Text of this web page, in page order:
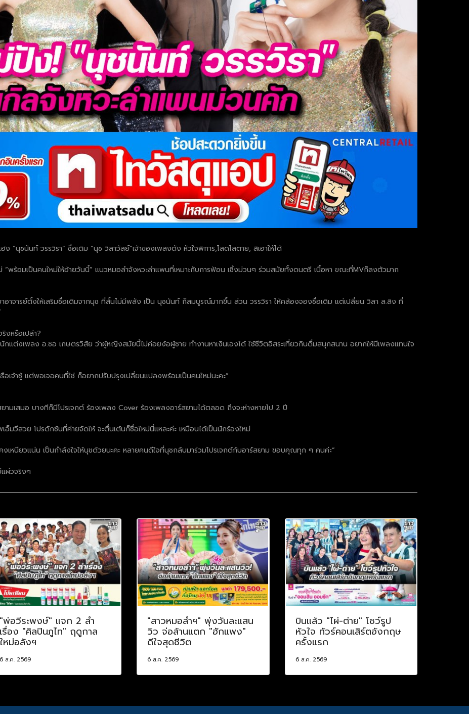
“นุชนันท์ วรรวิรา” ชื่อเดิม “นุช วิลาวัลย์”เจ้าของเพลงดัง หัวใจพิการ,โสดโสตาย, สิเอาให้ได้
“พร้อมเป็นคนใหม่ให้อ้ายวันนี้” แนวหมอลำจังหวะลำแพนที่เหมาะกับการฟ้อน เซิ้งม่วนๆ ร่วมสมัยทั้งดนตรี เนื้อหา ขณะที่MVก็ลงตัวมาก
อาจารย์ตั้งให้เสริมชื่อเดิมจากนุช ที่สั้นไม่มีพลัง เป็น นุชนันท์ ก็สมบูรณ์มากขึ้น ส่วน วรรวิรา ให้คล้องจองชื่อเดิม แต่เปลี่ยน วิลา ล.ลิง ที่
งหรือเปล่า?
นนักแต่งเพลง อ.ซอ เกษตรวิสัย ว่าผู้หญิงสมัยนี้ไม่ค่อยง้อผู้ชาย ทำงานหาเงินเองได้ ใช้ชีวิตอิสระเที่ยวกินดื่มสนุกสนาน อยากให้มีเพลงแทนใจ
เจ้าชู้ แต่พอเจอคนที่ใช่ ก็อยากปรับปรุงเปลี่ยนแปลงพร้อมเป็นคนใหม่นะคะ”
เสมอ บางทีก็มีโปรเจกต์ ร้องเพลง Cover ร้องเพลงอาร์สยามได้ตลอด ถึงจะห่างหายไป 2 ปี
วีสวย โปรดักชันที่ค่ายจัดให้ จะตื่นเต้นก็ชื่อใหม่นี่แหละค่ะ เหมือนได้เป็นนักร้องใหม่
เหนียวแน่น เป็นกำลังใจให้นุชด้วยนะคะ หลายคนดีใจที่นุชกลับมาร่วมโปรเจกต์กับอาร์สยาม ขอบคุณทุก ๆ คนค่ะ”
ผ่วจริงๆ
"พ่อวีระพงษ์" แจก 2 ลำ
เรื่อง "ศิลปินภูไท" ฤดูกาล
ใหม่อลังฯ
6 ส.ค. 2569
"สาวหมอลำฯ" พุ่งวันละแสน
วิว จ่อล้านแตก "ฮักแพง"
ดีใจสุดชีวิต
6 ส.ค. 2569
บินแล้ว "ไผ่-ต่าย" โชว์รูป
หัวใจ ทัวร์คอนเสิร์ตอังกฤษ
ครั้งแรก
6 ส.ค. 2569